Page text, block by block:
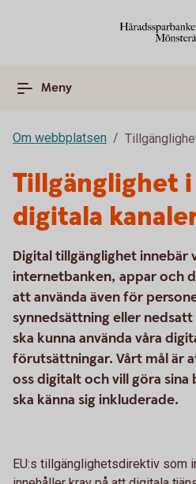
Meny
Om webbplatsen
Tillgänglighet i
digitala
Digital tillgänglighet innebär
internetbanken, appar och
att använda även för
synnedsättning eller nedsatt
ska kunna använda våra
förutsättningar. Vårt mål är
oss digitalt och vill göra sina
ska känna sig inkluderade.
EU:s tillgänglighetsdirektiv som